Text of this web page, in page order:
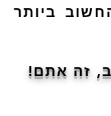
ביותר
זה אתם!